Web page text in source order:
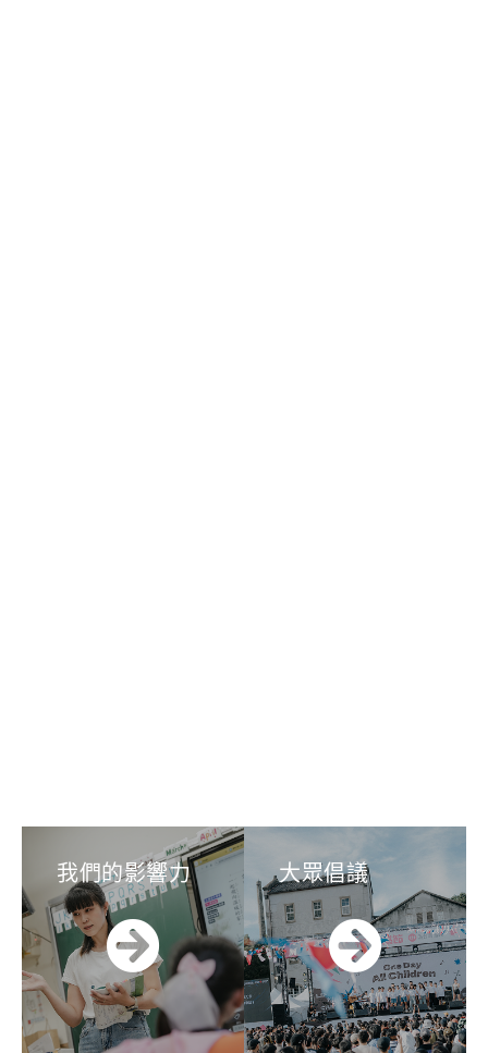
我們的影響力 大眾倡議